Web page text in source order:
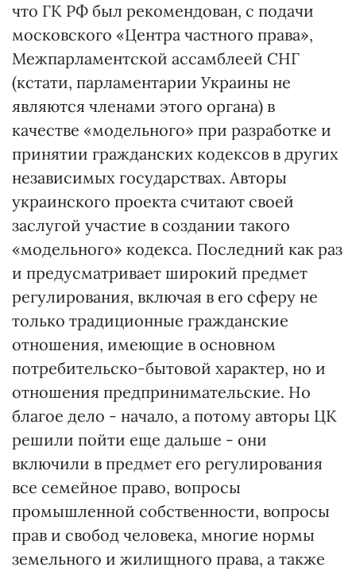
что ГК РФ был рекомендован, с подачи
московского «Центра частного права»,
Межпарламентской ассамблеей СНГ
(кстати, парламентарии Украины не
являются членами этого органа) в
качестве «модельного» при разработке и
принятии гражданских кодексов в других
независимых государствах. Авторы
украинского проекта считают своей
заслугой участие в создании такого
«модельного» кодекса. Последний как раз
и предусматривает широкий предмет
регулирования, включая в его сферу не
только традиционные гражданские
отношения, имеющие в основном
потребительско-бытовой характер, но и
отношения предпринимательские. Но
благое дело - начало, а потому авторы ЦК
решили пойти еще дальше - они
включили в предмет его регулирования
все семейное право, вопросы
промышленной собственности, вопросы
прав и свобод человека, многие нормы
земельного и жилищного права, а также